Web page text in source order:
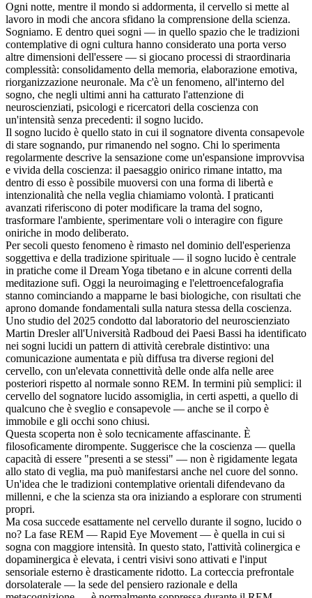
Ogni notte, mentre il mondo si addormenta, il cervello si mette al
lavoro in modi che ancora sfidano la comprensione della scienza.
Sogniamo. E dentro quei sogni — in quello spazio che le tradizioni
contemplative di ogni cultura hanno considerato una porta verso
altre dimensioni dell'essere — si giocano processi di straordinaria
complessità: consolidamento della memoria, elaborazione emotiva,
riorganizzazione neuronale. Ma c'è un fenomeno, all'interno del
sogno, che negli ultimi anni ha catturato l'attenzione di
neuroscienziati, psicologi e ricercatori della coscienza con
un'intensità senza precedenti: il sogno lucido.
Il sogno lucido è quello stato in cui il sognatore diventa consapevole
di stare sognando, pur rimanendo nel sogno. Chi lo sperimenta
regolarmente descrive la sensazione come un'espansione improvvisa
e vivida della coscienza: il paesaggio onirico rimane intatto, ma
dentro di esso è possibile muoversi con una forma di libertà e
intenzionalità che nella veglia chiamiamo volontà. I praticanti
avanzati riferiscono di poter modificare la trama del sogno,
trasformare l'ambiente, sperimentare voli o interagire con figure
oniriche in modo deliberato.
Per secoli questo fenomeno è rimasto nel dominio dell'esperienza
soggettiva e della tradizione spirituale — il sogno lucido è centrale
in pratiche come il Dream Yoga tibetano e in alcune correnti della
meditazione sufi. Oggi la neuroimaging e l'elettroencefalografia
stanno cominciando a mapparne le basi biologiche, con risultati che
aprono domande fondamentali sulla natura stessa della coscienza.
Uno studio del 2025 condotto dal laboratorio del neuroscienziato
Martin Dresler all'Università Radboud dei Paesi Bassi ha identificato
nei sogni lucidi un pattern di attività cerebrale distintivo: una
comunicazione aumentata e più diffusa tra diverse regioni del
cervello, con un'elevata connettività delle onde alfa nelle aree
posteriori rispetto al normale sonno REM. In termini più semplici: il
cervello del sognatore lucido assomiglia, in certi aspetti, a quello di
qualcuno che è sveglio e consapevole — anche se il corpo è
immobile e gli occhi sono chiusi.
Questa scoperta non è solo tecnicamente affascinante. È
filosoficamente dirompente. Suggerisce che la coscienza — quella
capacità di essere "presenti a se stessi" — non è rigidamente legata
allo stato di veglia, ma può manifestarsi anche nel cuore del sonno.
Un'idea che le tradizioni contemplative orientali difendevano da
millenni, e che la scienza sta ora iniziando a esplorare con strumenti
propri.
Ma cosa succede esattamente nel cervello durante il sogno, lucido o
no? La fase REM — Rapid Eye Movement — è quella in cui si
sogna con maggiore intensità. In questo stato, l'attività colinergica e
dopaminergica è elevata, i centri visivi sono attivati e l'input
sensoriale esterno è drasticamente ridotto. La corteccia prefrontale
dorsolaterale — la sede del pensiero razionale e della